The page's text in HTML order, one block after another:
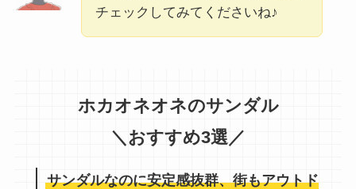
チェックしてみてくださいね♪
ホカオネオネのサンダル
＼おすすめ3選／
サンダルなのに安定感抜群、街もアウトド